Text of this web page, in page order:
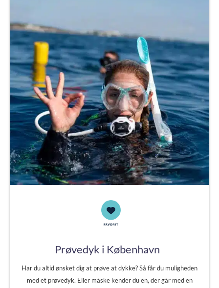
Prøvedyk i København
Har du altid ønsket dig at prøve at dykke? Så får du muligheden
med et prøvedyk. Eller måske kender du en, der går med en